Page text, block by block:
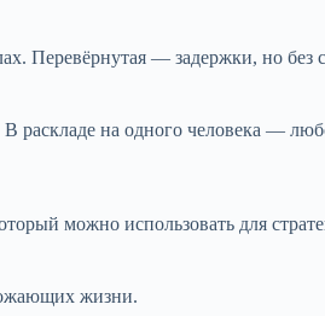
Перевёрнутая — задержки, но без
на одного человека —
можно использовать для
жизни.